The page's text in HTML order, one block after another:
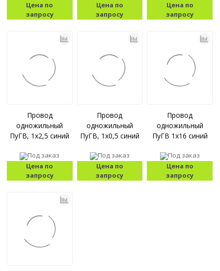
Цена по
запросу
Цена по
запросу
Цена по
запросу
Провод
одножильный
ПуГВ, 1x2,5 синий
Под заказ
Цена по
запросу
Провод
одножильный
ПуГВ, 1x0,5 синий
Под заказ
Цена по
запросу
Провод
одножильный
ПуГВ 1x16 синий
Под заказ
Цена по
запросу